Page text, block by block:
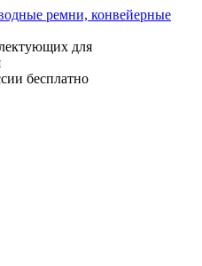
для
бесплатно